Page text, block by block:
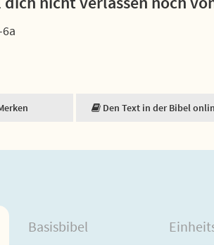
Den Text in der Bibel
Basisbibel